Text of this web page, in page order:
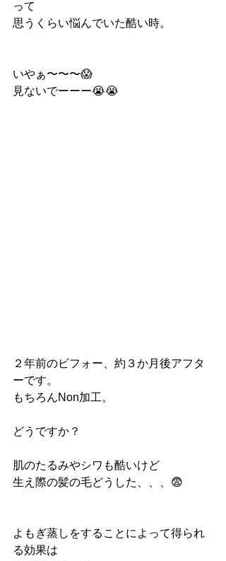
って
思うくらい悩んでいた酷い時。
いやぁ〜〜〜😱
見ないでーーー😭😭
２年前のビフォー、約３か月後アフタ
ーです。
もちろんNon加工。
どうですか？
肌のたるみやシワも酷いけど
生え際の髪の毛どうした、、、😨
よもぎ蒸しをすることによって得られ
る効果は